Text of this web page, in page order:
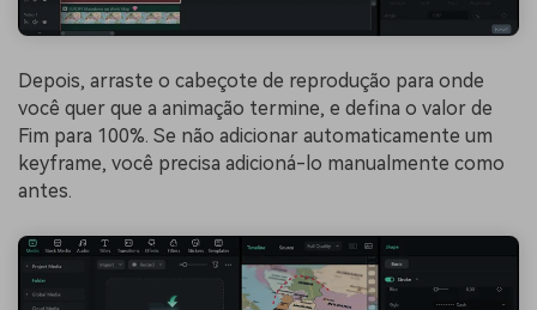
Depois, arraste o cabeçote de reprodução para onde
você quer que a animação termine, e defina o valor de
Fim para 100%. Se não adicionar automaticamente um
keyframe, você precisa adicioná-lo manualmente como
antes.